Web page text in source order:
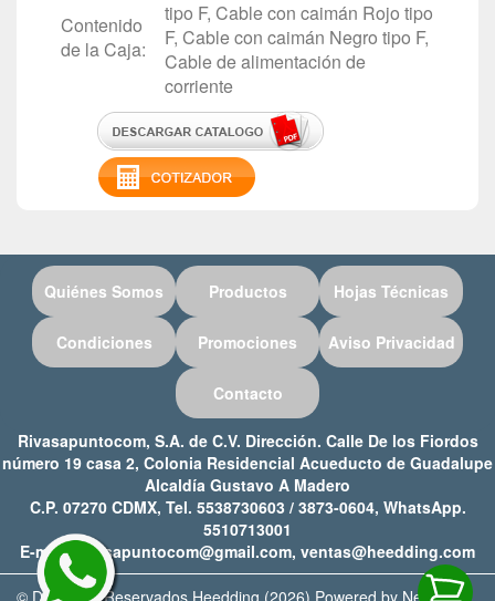
Contenido
de la Caja:
tipo F, Cable con caimán Rojo tipo
F, Cable con caimán Negro tipo F,
Cable de alimentación de
corriente
Quiénes Somos Productos Hojas Técnicas
Condiciones Promociones Aviso Privacidad
Contacto
Rivasapuntocom, S.A. de C.V. Dirección. Calle De los Fiordos
número 19 casa 2, Colonia Residencial Acueducto de Guadalupe
Alcaldía Gustavo A Madero
C.P. 07270 CDMX, Tel. 5538730603 / 3873-0604, WhatsApp.
5510713001
E-mail: rivasapuntocom@gmail.com, ventas@heedding.com
© Derechos Reservados Heedding (2026) Powered by Netweb